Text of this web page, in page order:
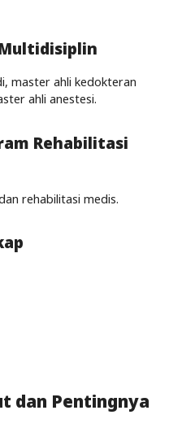
master ahli kedokteran
ahli anestesi.
Rehabilitasi
rehabilitasi medis.
dan Pentingnya